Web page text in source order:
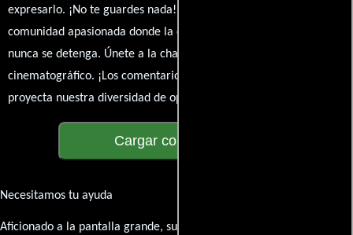
expresarlo. ¡No te guardes nada! Queremos construir una
comunidad apasionada donde la conversación sobre cine y series
nunca se detenga. Únete a la charla y déjanos conocer tu mundo
cinematográfico. ¡Los comentarios son la pantalla donde se
proyecta nuestra diversidad de opiniones!
Cargar comentarios
Necesitamos tu ayuda
Aficionado a la pantalla grande, su participación es clave para hacer